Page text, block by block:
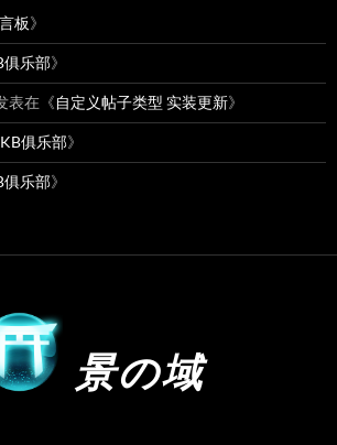
板》
俱乐部》
表在《自定义帖子类型 实装更新》
KB俱乐部》
俱乐部》
景の域